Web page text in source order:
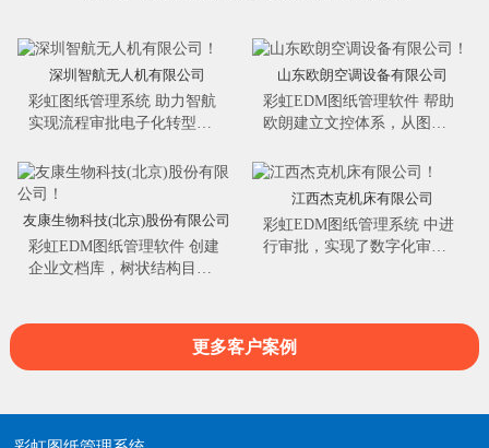
深圳智航无人机有限公司
彩虹图纸管理系统 助力智航
实现流程审批电子化转型。
图文档并进行圈红批阅；高
效的电子签章，实现自动签
名，逐步推进文档资料电子
化审批。实用的收发管理，
建立无纸化图文档流转体
系，为智航真正实现无纸化
山东欧朗空调设备有限公司
彩虹EDM图纸管理软件 帮助
欧朗建立文控体系，从图文
布、变更、废止等生命周期
阶段管理，记录图文档的整
个演变过程信息..
友康生物科技(北京)股份有限公司
彩虹EDM图纸管理软件 创建
企业文档库，树状结构目
在系统内的历史文件随时查
江西杰克机床有限公司
彩虹EDM图纸管理系统​ 中进
行审批，实现了数字化审
实现图纸的无纸化流转，也
保证了数据的准确唯一。可
更多客户案例